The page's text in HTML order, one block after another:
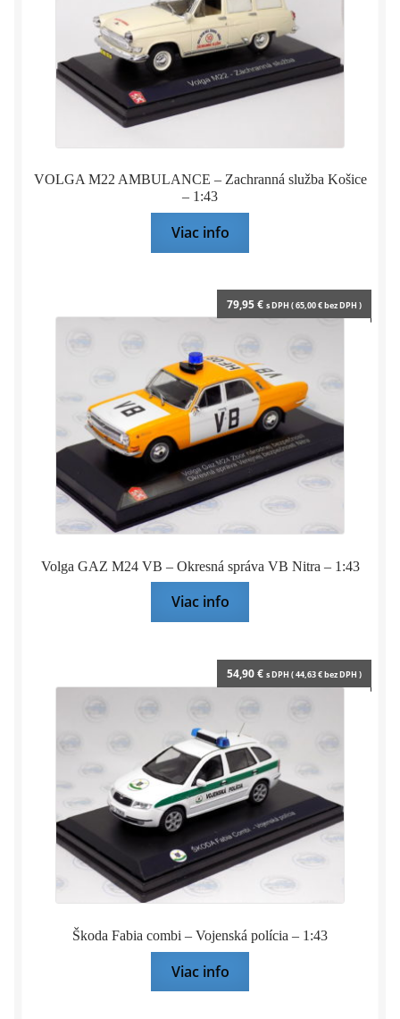
VOLGA M22 AMBULANCE – Zachranná služba Košice
– 1:43
Viac info
Volga GAZ M24 VB – Okresná správa VB Nitra – 1:43
79,95€ s DPH (65,00€bez DPH )
Viac info
Škoda Fabia combi – Vojenská polícia – 1:43
54,90€ s DPH (44,63€bez DPH )
Viac info